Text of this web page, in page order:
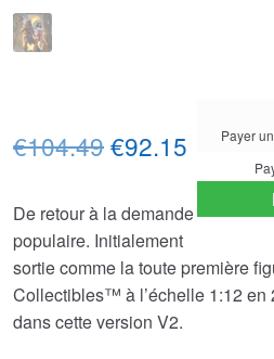
your
payment
Payer
€104.49Le
initial
était :
€104.49.
€92.15
prix
actuel
est :
€92.15.
De retour à la demande
populaire. Initialement
sortie comme la toute première
Collectibles™ à l’échelle 1:12 en
dans cette version V2.